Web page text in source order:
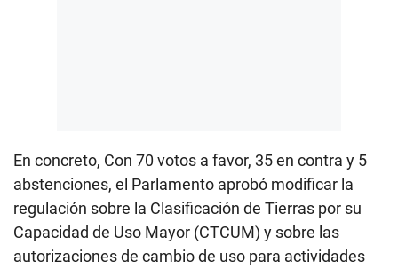
En concreto, Con 70 votos a favor, 35 en contra y 5
abstenciones, el Parlamento aprobó modificar la
regulación sobre la Clasificación de Tierras por su
Capacidad de Uso Mayor (CTCUM) y sobre las
autorizaciones de cambio de uso para actividades